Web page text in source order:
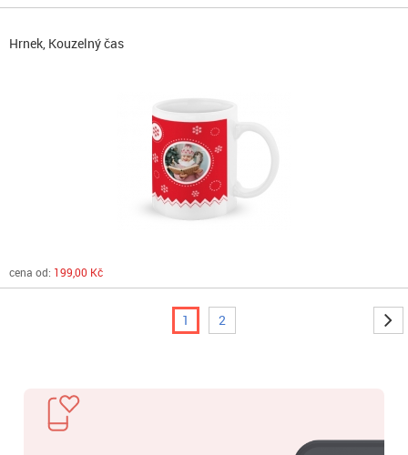
Hrnek, Kouzelný čas
cena od: 199,00 Kč
1 2